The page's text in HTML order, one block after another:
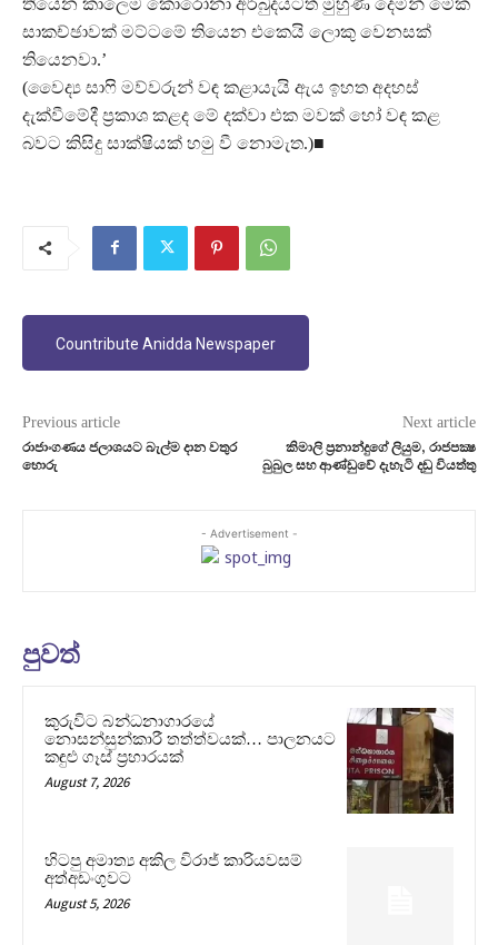
සාකච්ඡාවක් මට්ටමේ තියෙන එකෙයි ලොකු වෙනසක්
තියෙනවා.’
(වෛද්‍ය සාෆි මව්වරුන් වඳ කළායැයි ඇය ඉහත අදහස්
දැක්වීමේදී ප්‍රකාශ කළද මේ දක්වා එක මවක් හෝ වඳ කළ
බවට කිසිදු සාක්ෂියක් හමු වී නොමැත.)■
Countribute Anidda Newspaper
Previous article
රාජාංගණය ජලාශයට බැල්ම දාන වතුර
හොරු
Next article
කිමාලි ප්‍රනාන්දුගේ ලියුම, රාජපක්‍ෂ
බුබුල සහ ආණ්ඩුවේ දැහැටි දඬු වියත්තු
- Advertisement -
පුවත්
කුරුවිට බන්ධනාගාරයේ
නොසන්සුන්කාරී තත්ත්වයක්… පාලනයට
කඳුළු ගෑස් ප්‍රහාරයක්
August 7, 2026
හිටපු අමාත්‍ය අකිල විරාජ් කාරියවසම්
අත්අඩංගුවට
August 5, 2026